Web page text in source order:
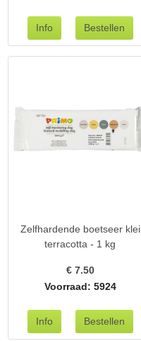
Zelfhardende boetseer klei
terracotta - 1 kg
€ 7.50
Voorraad: 5924